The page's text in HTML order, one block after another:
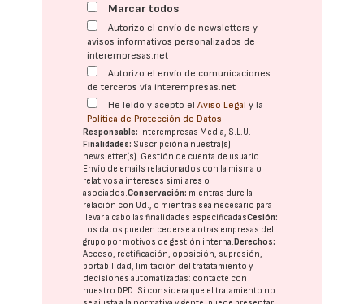
Marcar todos
Autorizo el envío de newsletters y
avisos informativos personalizados de
interempresas.net
Autorizo el envío de comunicaciones
de terceros vía interempresas.net
He leído y acepto elAviso Legal y la
Política de Protección de Datos
Responsable: Interempresas Media, S.L.U.
Finalidades: Suscripción a nuestra(s)
newsletter(s). Gestión de cuenta de usuario.
Envío de emails relacionados con la misma o
relativos a intereses similares o
asociados.Conservación: mientras dure la
relación con Ud., o mientras sea necesario para
llevar a cabo las finalidades especificadasCesión:
Los datos pueden cederse a otras empresas del
grupo por motivos de gestión interna.Derechos:
Acceso, rectificación, oposición, supresión,
portabilidad, limitación del tratatamiento y
decisiones automatizadas: contacte con
nuestro DPD. Si considera que el tratamiento no